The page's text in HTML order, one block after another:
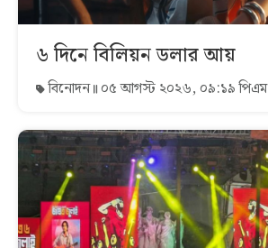
৬ দিনে বিলিয়ন ডলার আয়
বিনোদন ০৫ আগস্ট ২০২৬, ০৯:১৯ পিএম